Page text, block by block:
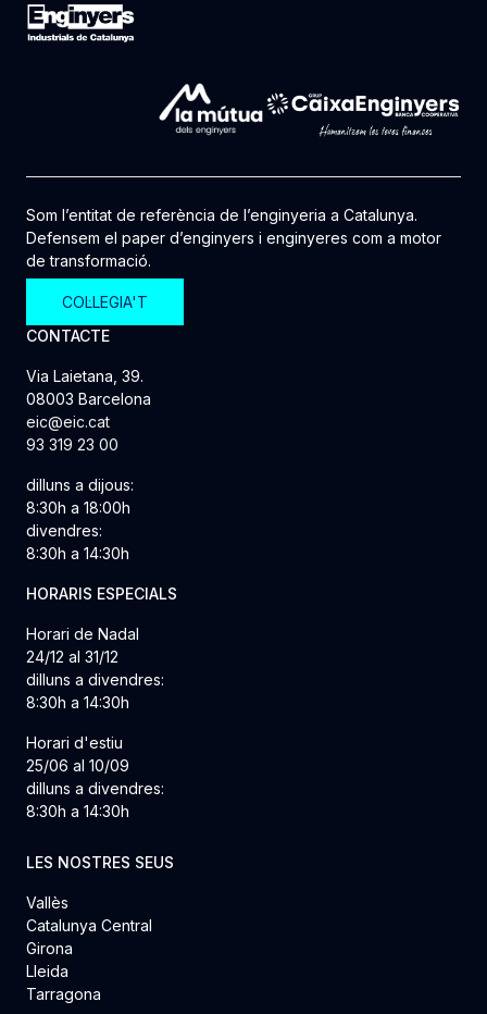
Som l’entitat de referència de l’enginyeria a Catalunya.
Defensem el paper d’enginyers i enginyeres com a motor
de transformació.
COL·LEGIA'T
CONTACTE
Via Laietana, 39.
08003 Barcelona
eic@eic.cat
93 319 23 00
dilluns a dijous:
8:30h a 18:00h
divendres:
8:30h a 14:30h
HORARIS ESPECIALS
Horari de Nadal
24/12 al 31/12
dilluns a divendres:
8:30h a 14:30h
Horari d'estiu
25/06 al 10/09
dilluns a divendres:
8:30h a 14:30h
LES NOSTRES SEUS
Vallès
Catalunya Central
Girona
Lleida
Tarragona